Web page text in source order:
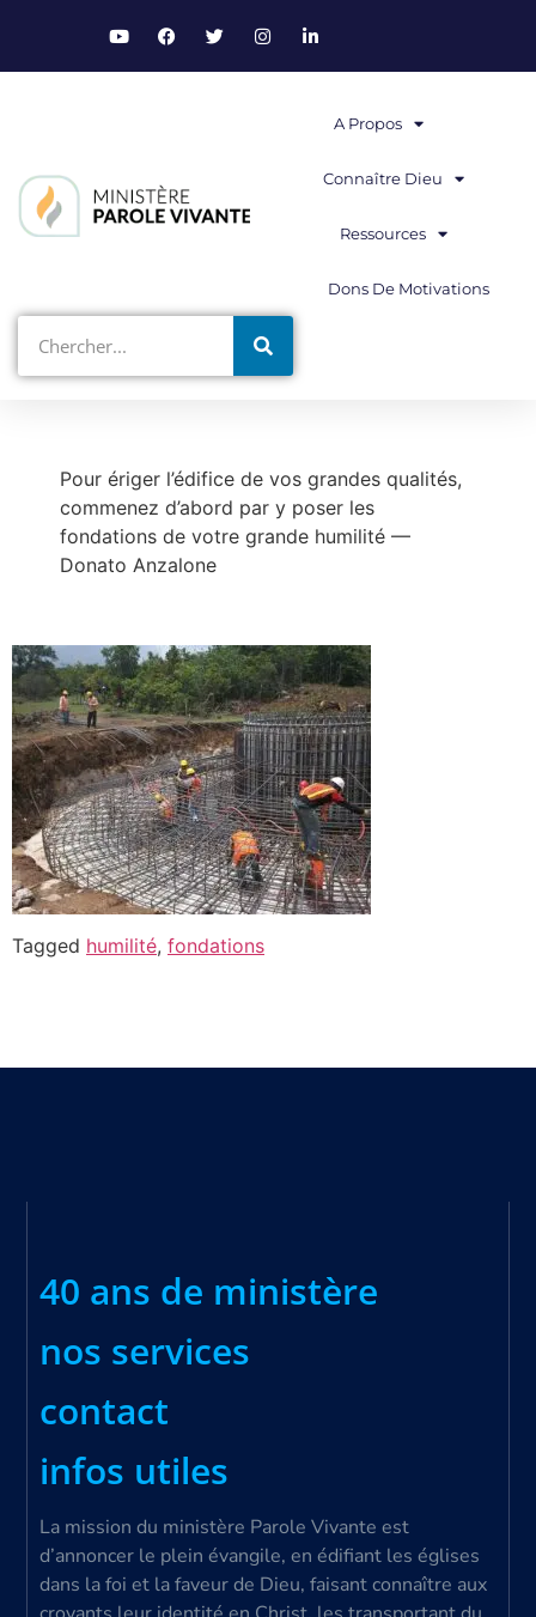
A Propos
Connaître Dieu
Ressources
Dons De Motivations
Pour ériger l’édifice de vos grandes qualités,
commenez d’abord par y poser les
fondations de votre grande humilité —
Donato Anzalone
Tagged humilité, fondations
40 ans de ministère
nos services
contact
infos utiles
La mission du ministère Parole Vivante est
d’annoncer le plein évangile, en édifiant les églises
dans la foi et la faveur de Dieu, faisant connaître aux